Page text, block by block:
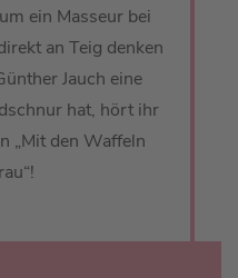
ein Masseur bei
an Teig denken
Jauch eine
hat, hört ihr
„Mit den Waffeln